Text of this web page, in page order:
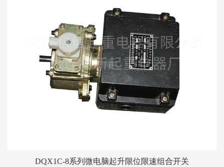
DQX1C-8系列微电脑起升限位限速组合开关